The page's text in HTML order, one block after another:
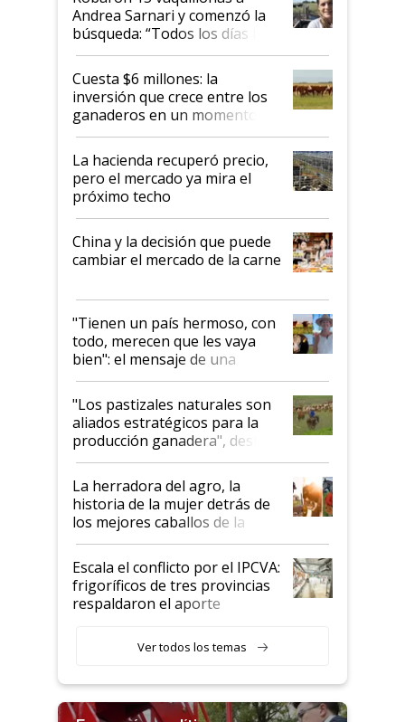
Andrea Sarnari y comenzó la
búsqueda: “Todos los días le
toca a algún productor”
Cuesta $6 millones: la
inversión que crece entre los
ganaderos en un momento
histórico para la actividad
La hacienda recuperó precio,
pero el mercado ya mira el
próximo techo
China y la decisión que puede
cambiar el mercado de la carne
"Tienen un país hermoso, con
todo, merecen que les vaya
bien": el mensaje de una
ganadera uruguaya sobre las
oportunidades que se abren
para el agro en Argentina, con
foco en la carne
"Los pastizales naturales son
aliados estratégicos para la
producción ganadera", destaca
la iniciativa que ya reúne a 46
establecimientos en Argentina
La herradora del agro, la
historia de la mujer detrás de
los mejores caballos de la
Argentina y los mitos que
todavía hacen sufrir a estos
animales: "Mientras me
descalificaban, yo seguí
haciendo currículum"
Escala el conflicto por el IPCVA:
frigoríficos de tres provincias
respaldaron el aporte
Ver todos los temas